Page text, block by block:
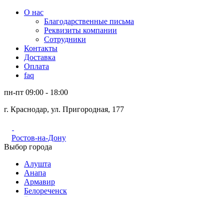
О нас
Благодарственные письма
Реквизиты компании
Сотрудники
Контакты
Доставка
Оплата
faq
пн-пт 09:00 - 18:00
г. Краснодар, ул. Пригородная, 177
Ростов-на-Дону
Выбор города
Алушта
Анапа
Армавир
Белореченск